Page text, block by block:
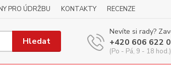
PRO ÚDRŽBU KONTAKTY RECENZE
Hledat
Nevíte si rady?
+420 606 622
(Po - Pá, 9 - 18 hod.)